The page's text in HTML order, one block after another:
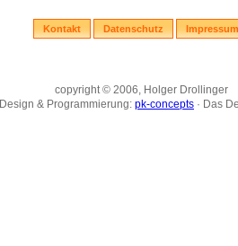
Kontakt Datenschutz Impressum
copyright © 2006, Holger Drollinger
Design & Programmierung: pk-concepts · Das